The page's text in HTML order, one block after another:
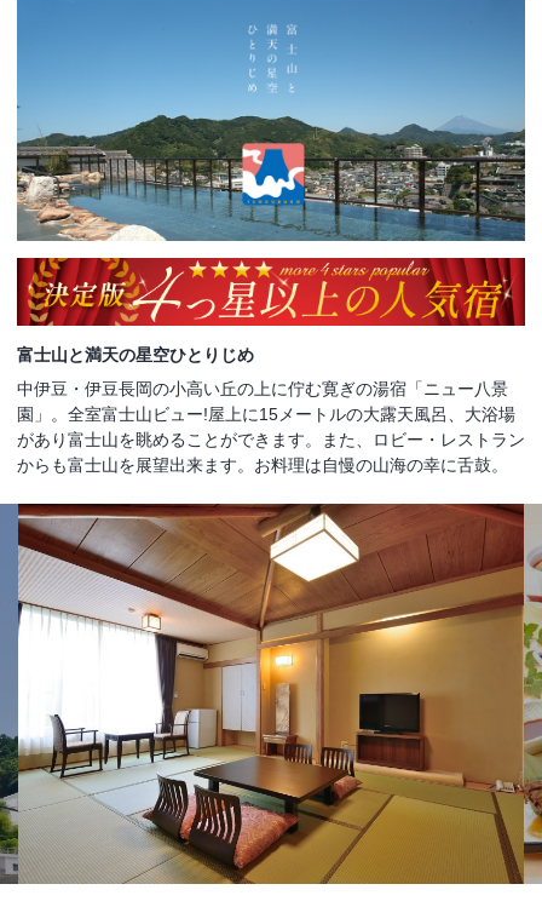
富士山と満天の星空ひとりじめ
中伊豆・伊豆長岡の小高い丘の上に佇む寛ぎの湯宿「ニュー八景
園」。全室富士山ビュー!屋上に15メートルの大露天風呂、大浴場
があり富士山を眺めることができます。また、ロビー・レストラン
からも富士山を展望出来ます。お料理は自慢の山海の幸に舌鼓。